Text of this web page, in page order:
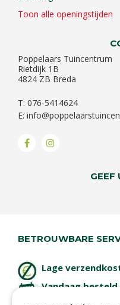
Toon alle openingstijden
Poppelaars Tuincentrum
Rietdijk 1B
4824 ZB Breda
T: 076-5414624
E:
GEEF
BETROUWBARE
Lage
Vandaag besteld